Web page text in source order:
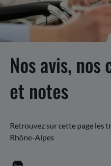
Nos avis,
et notes
Retrouvez sur cette page les
Rhône-Alpes